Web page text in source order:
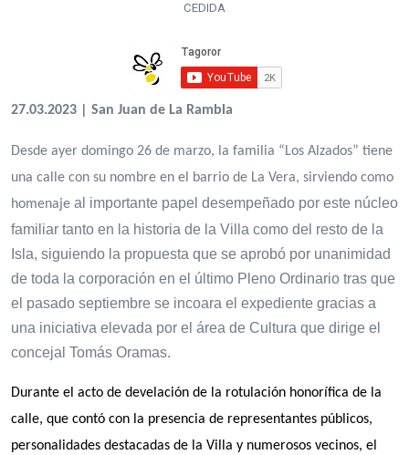
CEDIDA
27.03.2023 | San Juan de La Rambla
Desde ayer domingo 26 de marzo, la familia “Los Alzados” tiene
una calle con su nombre en el barrio de La Vera, sirviendo como
homenaje al importante papel desempeñado por este núcleo
familiar tanto en la historia de la Villa como del resto de la
Isla, siguiendo la propuesta que se aprobó por unanimidad
de toda la corporación en el último Pleno Ordinario tras que
el pasado septiembre se incoara el expediente gracias a
una iniciativa elevada por el área de Cultura que dirige el
concejal Tomás Oramas.
Durante el acto de develación de la rotulación honorífica de la
calle, que contó con la presencia de representantes públicos,
personalidades destacadas de la Villa y numerosos vecinos, el